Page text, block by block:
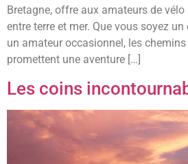
Bretagne, offre aux amateurs de
entre terre et mer. Que vous soyez
un amateur occasionnel, les
promettent une aventure […]
Les coins